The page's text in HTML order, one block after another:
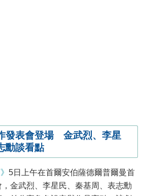
發表會登場 金武烈、李星
勳談看點
5日上午在首爾安伯薩德爾普爾曼首
金武烈、李星民、秦基周、表志勳